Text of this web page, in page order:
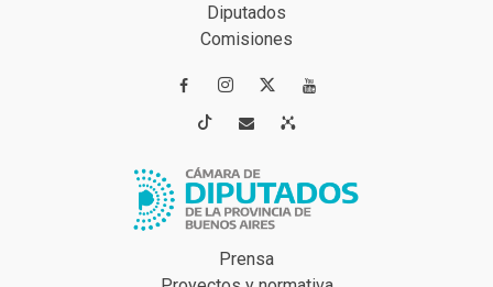
Diputados
Comisiones
 
 
Prensa